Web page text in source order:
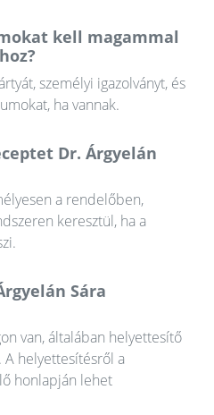
kell magammal
személyi igazolványt, és
ha vannak.
Dr. Árgyelán
a rendelőben,
keresztül, ha a
Sára
van, általában helyettesítő
helyettesítésről a
honlapján lehet